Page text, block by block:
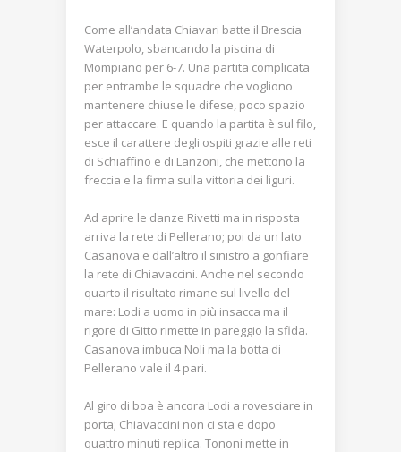
Come all’andata Chiavari batte il Brescia
Waterpolo, sbancando la piscina di
Mompiano per 6-7. Una partita complicata
per entrambe le squadre che vogliono
mantenere chiuse le difese, poco spazio
per attaccare. E quando la partita è sul filo,
esce il carattere degli ospiti grazie alle reti
di Schiaffino e di Lanzoni, che mettono la
freccia e la firma sulla vittoria dei liguri.
Ad aprire le danze Rivetti ma in risposta
arriva la rete di Pellerano; poi da un lato
Casanova e dall’altro il sinistro a gonfiare
la rete di Chiavaccini. Anche nel secondo
quarto il risultato rimane sul livello del
mare: Lodi a uomo in più insacca ma il
rigore di Gitto rimette in pareggio la sfida.
Casanova imbuca Noli ma la botta di
Pellerano vale il 4 pari.
Al giro di boa è ancora Lodi a rovesciare in
porta; Chiavaccini non ci sta e dopo
quattro minuti replica. Tononi mette in